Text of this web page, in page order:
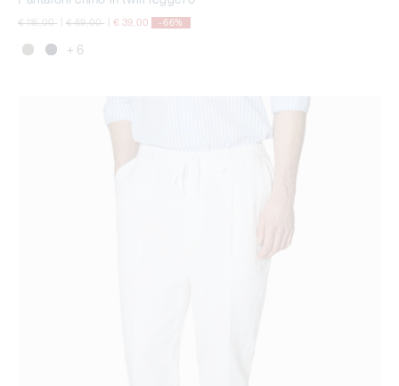
Price reduced from
€ 115,00to Price reduced from
€ 69,00to € 39,00 -66%
+ 6